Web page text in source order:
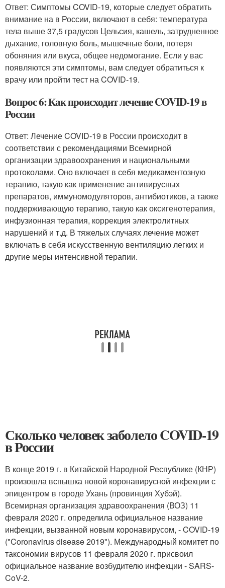
Ответ: Симптомы COVID-19, которые следует обратить
внимание на в России, включают в себя: температура
тела выше 37,5 градусов Цельсия, кашель, затрудненное
дыхание, головную боль, мышечные боли, потеря
обоняния или вкуса, общее недомогание. Если у вас
появляются эти симптомы, вам следует обратиться к
врачу или пройти тест на COVID-19.
Вопрос 6: Как происходит лечение COVID-19 в
России
Ответ: Лечение COVID-19 в России происходит в
соответствии с рекомендациями Всемирной
организации здравоохранения и национальными
протоколами. Оно включает в себя медикаментозную
терапию, такую как применение антивирусных
препаратов, иммуномодуляторов, антибиотиков, а также
поддерживающую терапию, такую как оксигенотерапия,
инфузионная терапия, коррекция электролитных
нарушений и т.д. В тяжелых случаях лечение может
включать в себя искусственную вентиляцию легких и
другие меры интенсивной терапии.
Сколько человек заболело COVID-19
в России
В конце 2019 г. в Китайской Народной Республике (КНР)
произошла вспышка новой коронавирусной инфекции с
эпицентром в городе Ухань (провинция Хубэй).
Всемирная организация здравоохранения (ВОЗ) 11
февраля 2020 г. определила официальное название
инфекции, вызванной новым коронавирусом, - COVID-19
("Coronavirus disease 2019"). Международный комитет по
таксономии вирусов 11 февраля 2020 г. присвоил
официальное название возбудителю инфекции - SARS-
CoV-2.